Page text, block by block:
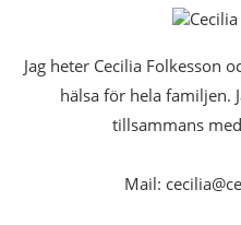
Jag heter Cecilia Folkesson
hälsa för hela familjen.
tillsammans
Mail: